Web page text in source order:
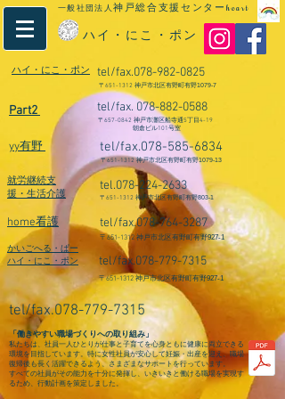
一般社団法人神戸総合支援センター heart
ハイ・にこ・ポン
ハイ・にこ・ポン tel/fax.078-982-0825
〒 651-1312 ​神戸市北区有野町有野1079-7
Part2 tel/fax. 078-882-0588
〒 657-0842 神戸市灘区船寺通5丁目4-19
朝倉ビル101号室
yy有野 tel/fax.078-585-6834
〒 651-1312 神戸市北区有野町有野1079-13
就労継続支
援・生活介護
home看護
tel.078-224-2633
〒 651-1312 神戸市北区有野町有野803-1
tel/fax.078-764-3287
〒 651-1312 神戸市北区有野町有野927-1
かいごへる・ぱー
ハイ・にこ・ポン
tel/fax.078-779-7315
〒651-1312 神戸市北区有野町有野927-1
tel/fax.078-779-7315
「働きやすい職場づくりへの取り組み」
私たちは、社員一人ひとりが仕事と子育てを心身ともに健康に両立できる
環境を目指しています。特に女性社員が安心して妊娠・出産を迎え、職場
復帰後も長く活躍できるよう、さまざまなサポートを行っています。
すべての社員がその能力を十分に発揮し、いきいきと働ける職場を実現す
るため、行動計画を策定しました。